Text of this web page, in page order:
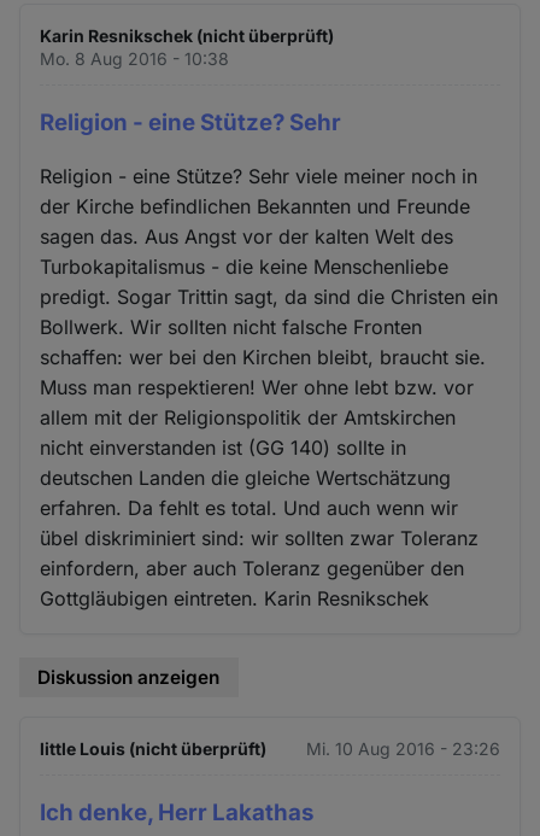
Karin Resnikschek (nicht überprüft)
Mo. 8 Aug 2016 - 10:38
Religion - eine Stütze? Sehr
Religion - eine Stütze? Sehr viele meiner noch in
der Kirche befindlichen Bekannten und Freunde
sagen das. Aus Angst vor der kalten Welt des
Turbokapitalismus - die keine Menschenliebe
predigt. Sogar Trittin sagt, da sind die Christen ein
Bollwerk. Wir sollten nicht falsche Fronten
schaffen: wer bei den Kirchen bleibt, braucht sie.
Muss man respektieren! Wer ohne lebt bzw. vor
allem mit der Religionspolitik der Amtskirchen
nicht einverstanden ist (GG 140) sollte in
deutschen Landen die gleiche Wertschätzung
erfahren. Da fehlt es total. Und auch wenn wir
übel diskriminiert sind: wir sollten zwar Toleranz
einfordern, aber auch Toleranz gegenüber den
Gottgläubigen eintreten. Karin Resnikschek
Diskussion anzeigen
little Louis (nicht überprüft) Mi. 10 Aug 2016 - 23:26
Ich denke, Herr Lakathas